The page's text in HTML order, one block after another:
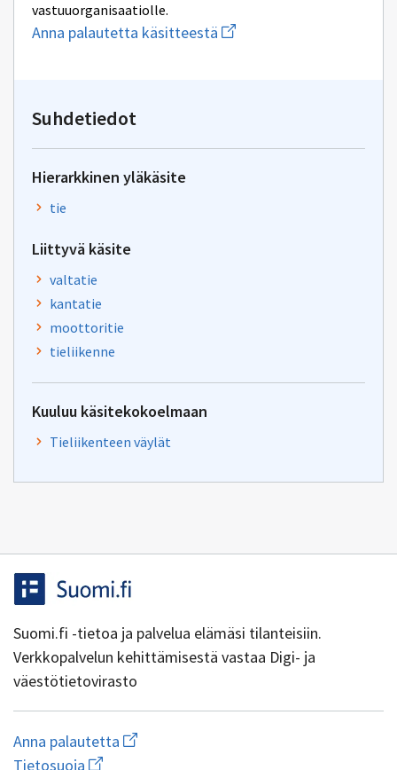
vastuuorganisaatiolle.
Anna palautetta käsitteestä Aloita
uuden
Suhdetiedot
Hierarkkinen yläkäsite
tie
Liittyvä käsite
valtatie
kantatie
moottoritie
tieliikenne
Kuuluu käsitekokoelmaan
Tieliikenteen väylät
Suomi.fi -tietoa ja palvelua elämäsi tilanteisiin.
Verkkopalvelun kehittämisestä vastaa Digi- ja
väestötietovirasto
Anna palautetta Aloita
uuden
Tietosuoja Avaa